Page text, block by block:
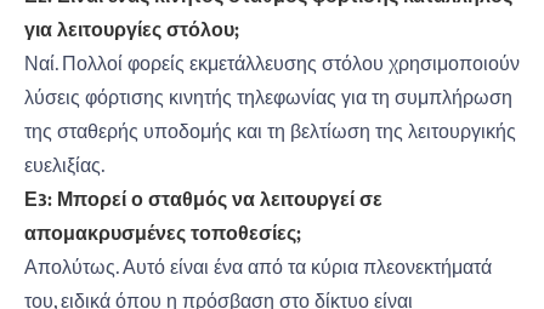
για λειτουργίες στόλου;
Ναί. Πολλοί φορείς εκμετάλλευσης στόλου χρησιμοποιούν
λύσεις φόρτισης κινητής τηλεφωνίας για τη συμπλήρωση
της σταθερής υποδομής και τη βελτίωση της λειτουργικής
ευελιξίας.
Ε3: Μπορεί ο σταθμός να λειτουργεί σε
απομακρυσμένες τοποθεσίες;
Απολύτως. Αυτό είναι ένα από τα κύρια πλεονεκτήματά